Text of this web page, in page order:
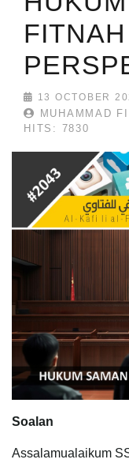
13 OCTOBER
MUHAMMAD
HITS: 7830
Soalan
Assalamualaikum